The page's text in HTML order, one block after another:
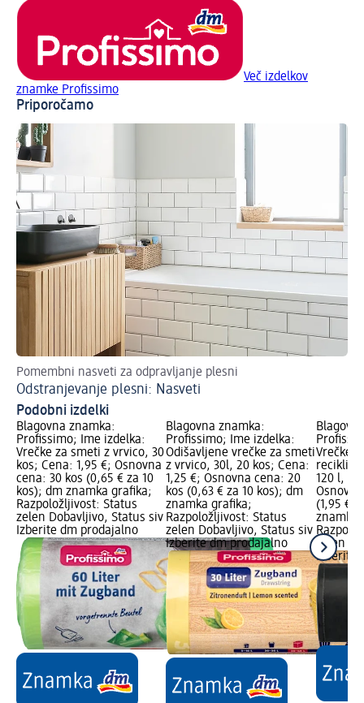
Več izdelkov
znamke Profissimo
Priporočamo
Pomembni nasveti za odpravljanje plesni
Odstranjevanje plesni: Nasveti
Podobni izdelki
Blagovna znamka:
Profissimo; Ime izdelka:
Vrečke za smeti z vrvico, 30
kos; Cena: 1,95 €; Osnovna
cena: 30 kos (0,65 € za 10
kos); dm znamka grafika;
Razpoložljivost: Status
zelen Dobavljivo, Status siv
Izberite dm prodajalno
Blagovna znamka:
Profissimo; Ime izdelka:
Odišavljene vrečke za smeti
z vrvico, 30l, 20 kos; Cena:
1,25 €; Osnovna cena: 20
kos (0,63 € za 10 kos); dm
znamka grafika;
Razpoložljivost: Status
zelen Dobavljivo, Status siv
Izberite dm prodajalno
Vrečke
120 l, 10
(1,95 €
znamka
zelen
Izberite